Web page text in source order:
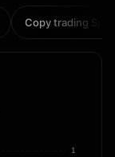
Copy trading Spot
1